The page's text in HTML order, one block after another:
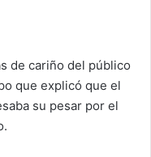
de cariño del público
que explicó que el
su pesar por el